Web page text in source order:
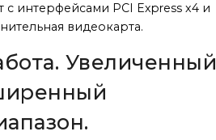
с интерфейсами PCI Express x4 и
видеокарта.
Увеличенный